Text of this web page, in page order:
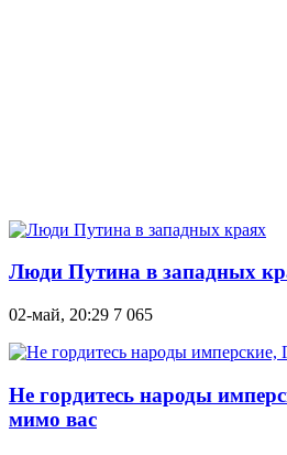
Люди Путина в западных
02-май, 20:29 7 065
Не гордитесь народы
мимо вас